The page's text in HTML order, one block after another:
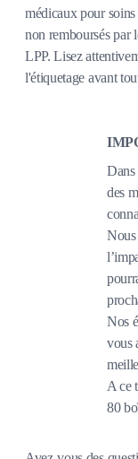
médicaux pour soins
non remboursés par
LPP. Lisez
l'étiquetage avant
Dans
des
Nos
vous
A ce
80